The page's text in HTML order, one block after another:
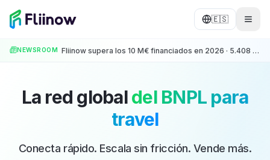
Saltar al contenido principal
🇪🇸
NEWSROOM Fliinow supera los 10 M€ financiados en 2026 · 5.408 operaciones · +500 Partners
La red globaldel BNPL para
travel
Conecta rápido. Escala sin fricción. Vende más.